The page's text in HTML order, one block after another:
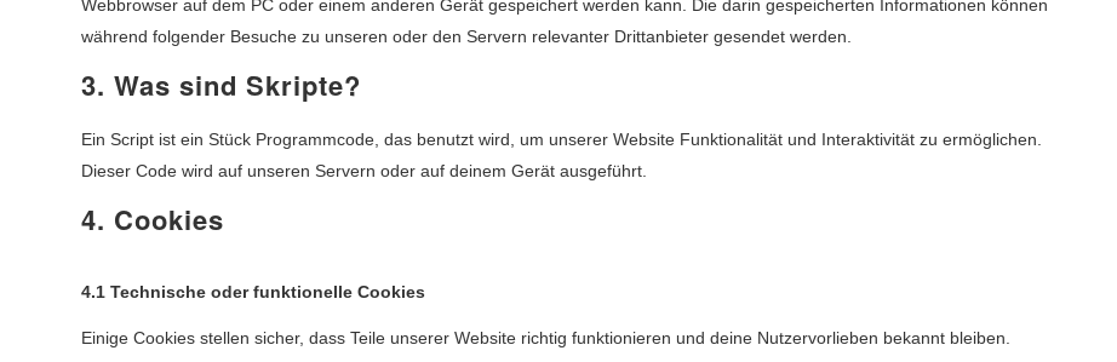
Webbrowser auf dem PC oder einem anderen Gerät gespeichert werden kann. Die darin gespeicherten Informationen können
während folgender Besuche zu unseren oder den Servern relevanter Drittanbieter gesendet werden.
3. Was sind Skripte?
Ein Script ist ein Stück Programmcode, das benutzt wird, um unserer Website Funktionalität und Interaktivität zu ermöglichen.
Dieser Code wird auf unseren Servern oder auf deinem Gerät ausgeführt.
4. Cookies
4.1 Technische oder funktionelle Cookies
Einige Cookies stellen sicher, dass Teile unserer Website richtig funktionieren und deine Nutzervorlieben bekannt bleiben.